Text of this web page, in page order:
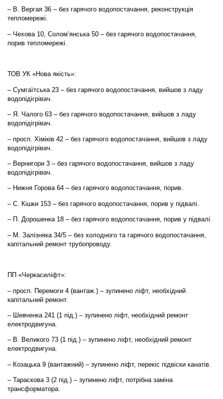
– В. Вергая 36 – без гарячого водопостачання, реконструкція
тепломережі.
– Чехова 10, Солом’янська 50 – без гарячого водопостачання,
порив тепломережі.
ТОВ УК «Нова якість»:
– Сумгаїтська 23 – без гарячого водопостачання, вийшов з ладу
водопідігрівач.
– Я. Чалого 63 – без гарячого водопостачання, вийшов з ладу
водопідігрівач.
– просп. Хіміків 42 – без гарячого водопостачання, вийшов з ладу
водопідігрівач.
– Вернигори 3 – без гарячого водопостачання, вийшов з ладу
водопідігрівач.
– Нижня Горова 64 – без гарячого водопостачання, порив.
– С. Кішки 153 – без гарячого водопостачання, порив у підвалі.
– П. Дорошенка 18 – без гарячого водопостачання, порив у підвалі.
– М. Залізняка 34/5 – без холодного та гарячого водопостачання,
капітальний ремонт трубопроводу.
ПП «Черкасиліфт»:
– просп. Перемоги 4 (вантаж.) – зупинено ліфт, необхідний
капітальний ремонт.
– Шевченка 241 (1 під.) – зупинено ліфт, необхідний ремонт
електродвигуна.
– В. Великого 73 (1 під.) – зупинено ліфт, необхідний ремонт
електродвигуна.
– Козацька 9 (вантажний) – зупинено ліфт, перекіс підвіски канатів.
– Тараскова 3 (2 під.) – зупинено ліфт, потрібна заміна
трансформатора.